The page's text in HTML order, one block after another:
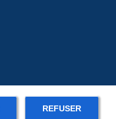
REFUSER